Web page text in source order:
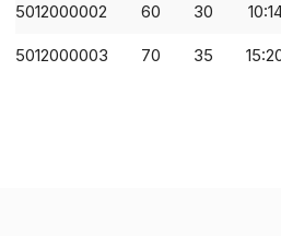
5012000002 60 30
5012000003 70 35